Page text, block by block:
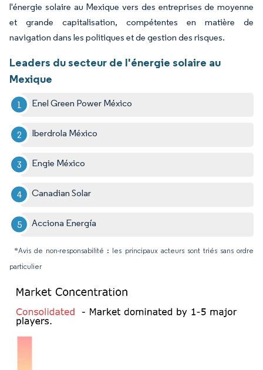
l'énergie solaire au Mexique vers des entreprises de moyenne
et grande capitalisation, compétentes en matière de
navigation dans les politiques et de gestion des risques.
Leaders du secteur de l'énergie solaire au
Mexique
Enel Green Power México
Iberdrola México
Engie México
Canadian Solar
Acciona Energía
*Avis de non-responsabilité : les principaux acteurs sont triés sans ordre
particulier